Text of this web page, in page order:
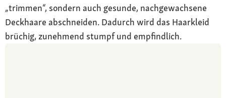
„trimmen“, sondern auch gesunde, nachgewachsene
Deckhaare abschneiden. Dadurch wird das Haarkleid
brüchig, zunehmend stumpf und empfindlich.